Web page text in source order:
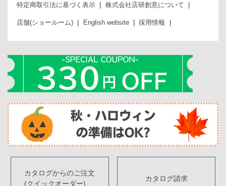
特定商取引法に基づく表示 株式会社店研創意について
店舗(ショールーム) English website 採用情報
カタログからのご注文
(クイックオーダー)
カタログ請求